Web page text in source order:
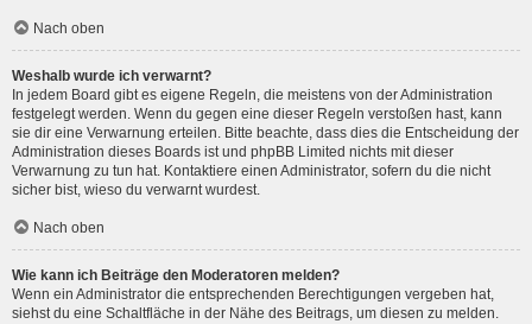
Nach oben
Weshalb wurde ich verwarnt?
In jedem Board gibt es eigene Regeln, die meistens von der Administration
festgelegt werden. Wenn du gegen eine dieser Regeln verstoßen hast, kann
sie dir eine Verwarnung erteilen. Bitte beachte, dass dies die Entscheidung der
Administration dieses Boards ist und phpBB Limited nichts mit dieser
Verwarnung zu tun hat. Kontaktiere einen Administrator, sofern du die nicht
sicher bist, wieso du verwarnt wurdest.
Nach oben
Wie kann ich Beiträge den Moderatoren melden?
Wenn ein Administrator die entsprechenden Berechtigungen vergeben hat,
siehst du eine Schaltfläche in der Nähe des Beitrags, um diesen zu melden.